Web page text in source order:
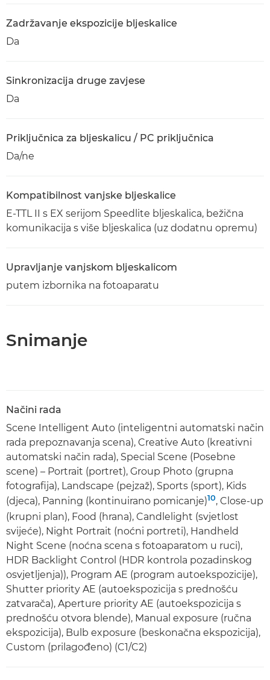
Zadržavanje ekspozicije bljeskalice
Da
Sinkronizacija druge zavjese
Da
Priključnica za bljeskalicu / PC priključnica
Da/ne
Kompatibilnost vanjske bljeskalice
E-TTL II s EX serijom Speedlite bljeskalica, bežična
komunikacija s više bljeskalica (uz dodatnu opremu)
Upravljanje vanjskom bljeskalicom
putem izbornika na fotoaparatu
Snimanje
Načini rada
Scene Intelligent Auto (inteligentni automatski način
rada prepoznavanja scena), Creative Auto (kreativni
automatski način rada), Special Scene (Posebne
scene) – Portrait (portret), Group Photo (grupna
fotografija), Landscape (pejzaž), Sports (sport), Kids
(djeca), Panning (kontinuirano pomicanje)10, Close-up
(krupni plan), Food (hrana), Candlelight (svjetlost
svijeće), Night Portrait (noćni portreti), Handheld
Night Scene (noćna scena s fotoaparatom u ruci),
HDR Backlight Control (HDR kontrola pozadinskog
osvjetljenja)), Program AE (program autoekspozicije),
Shutter priority AE (autoekspozicija s prednošću
zatvarača), Aperture priority AE (autoekspozicija s
prednošću otvora blende), Manual exposure (ručna
ekspozicija), Bulb exposure (beskonačna ekspozicija),
Custom (prilagođeno) (C1/C2)